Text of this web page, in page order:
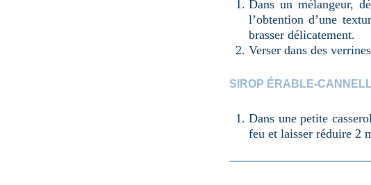
Dans un mélangeur,
l’obtention d’une
brasser délicatement.
Verser dans des
SIROP ÉRABLE-
Dans une petite
feu et laisser réduire 2